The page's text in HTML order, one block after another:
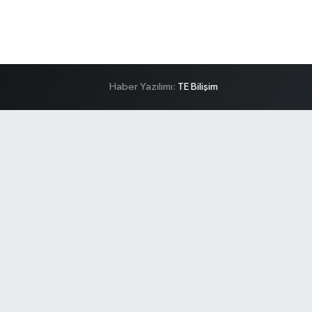
Haber Yazılımı: TE Bilişim